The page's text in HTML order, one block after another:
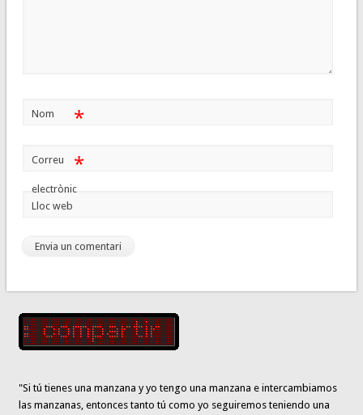
Nom *
Correu
electrònic
*
Lloc web
"Si tú tienes una manzana y yo tengo una manzana e intercambiamos
las manzanas, entonces tanto tú como yo seguiremos teniendo una